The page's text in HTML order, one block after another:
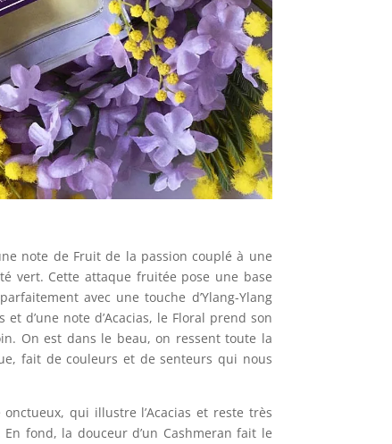
note de Fruit de la passion couplé à une
vert. Cette attaque fruitée pose une base
avec une touche d’Ylang-Ylang
d’une note d’Acacias, le Floral prend son
On est dans le beau, on ressent toute la
fait de couleurs et de senteurs qui nous
qui illustre l’Acacias et reste très
fond, la douceur d’un Cashmeran fait le